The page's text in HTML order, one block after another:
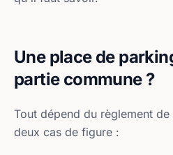
Une place de
partie commune ?
Tout dépend du règlement
deux cas de figure :